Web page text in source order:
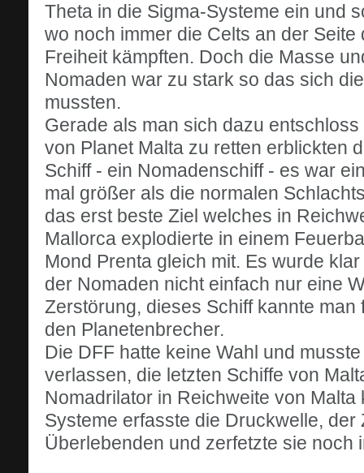
Theta in die Sigma-Systeme ein und
wo noch immer die Celts an der
Freiheit kämpften. Doch die Masse
Nomaden war zu stark so das sich
mussten.
Gerade als man sich dazu
von Planet Malta zu retten erblickten
Schiff - ein Nomadenschiff - es war
mal größer als die normalen
das erst beste Ziel welches in
Mallorca explodierte in einem
Mond Prenta gleich mit. Es wurde
der Nomaden nicht einfach nur eine
Zerstörung, dieses Schiff kannte
den Planetenbrecher.
Die DFF hatte keine Wahl und
verlassen, die letzten Schiffe von
Nomadrilator in Reichweite von
Systeme erfasste die Druckwelle,
Überlebenden und zerfetzte sie noch